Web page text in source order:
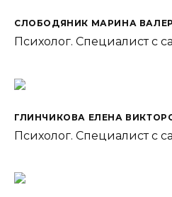
СЛОБОДЯНИК МАРИНА
Психолог. Специалист с
ГЛИНЧИКОВА ЕЛЕНА
Психолог. Специалист с